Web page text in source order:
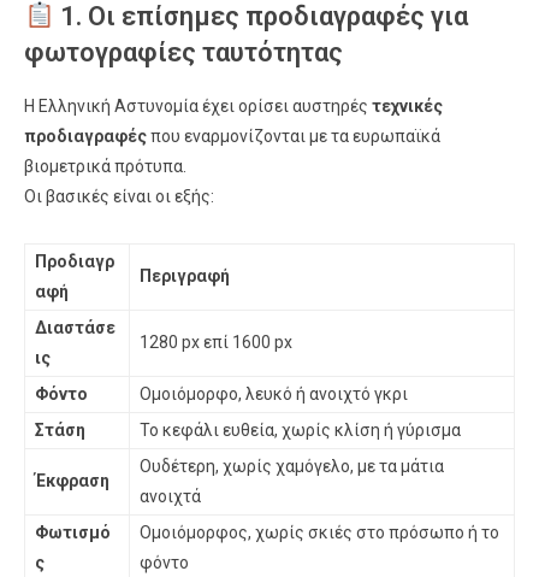
1. Οι επίσημες προδιαγραφές για
φωτογραφίες ταυτότητας
Η Ελληνική Αστυνομία έχει ορίσει αυστηρές τεχνικές
προδιαγραφέςπου εναρμονίζονται με τα ευρωπαϊκά
βιομετρικά πρότυπα.
Οι βασικές είναι οι εξής:
Προδιαγρ
αφή
Περιγραφή
Διαστάσε
ις
1280 px επί 1600 px
Φόντο
Ομοιόμορφο, λευκό ή ανοιχτό γκρι
Στάση
Το κεφάλι ευθεία, χωρίς κλίση ή γύρισμα
Έκφραση
Ουδέτερη, χωρίς χαμόγελο, με τα μάτια
ανοιχτά
Φωτισμό
ς
Ομοιόμορφος, χωρίς σκιές στο πρόσωπο ή το
φόντο